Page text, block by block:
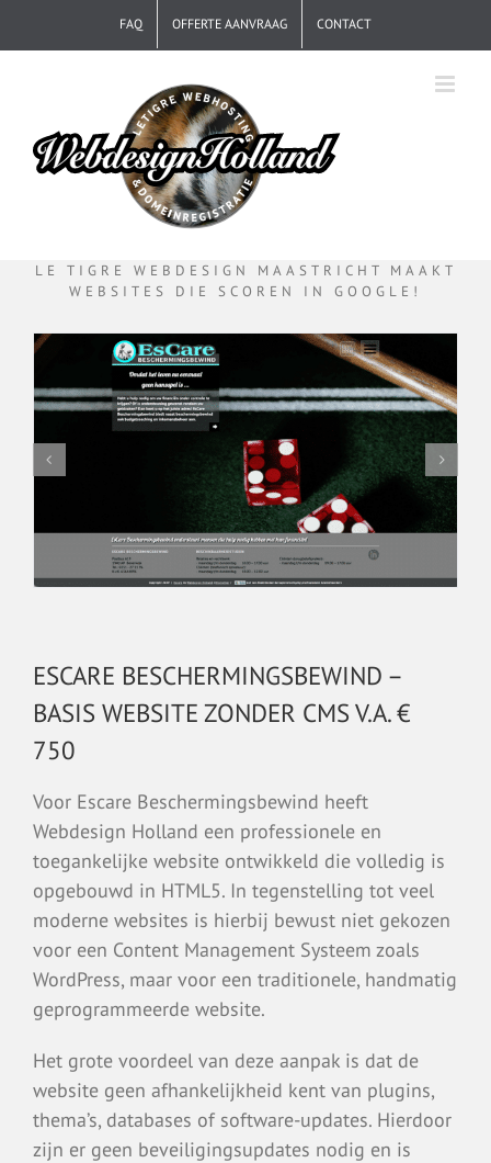
FAQ OFFERTE AANVRAAG CONTACT
LE TIGRE WEBDESIGN MAASTRICHT MAAKT
WEBSITES DIE SCOREN IN GOOGLE!
ESCARE BESCHERMINGSBEWIND –
BASIS WEBSITE ZONDER CMS V.A. €
750
Voor Escare Beschermingsbewind heeft
Webdesign Holland een professionele en
toegankelijke website ontwikkeld die volledig is
opgebouwd in HTML5. In tegenstelling tot veel
moderne websites is hierbij bewust niet gekozen
voor een Content Management Systeem zoals
WordPress, maar voor een traditionele, handmatig
geprogrammeerde website.
Het grote voordeel van deze aanpak is dat de
website geen afhankelijkheid kent van plugins,
thema’s, databases of software-updates. Hierdoor
zijn er geen beveiligingsupdates nodig en is